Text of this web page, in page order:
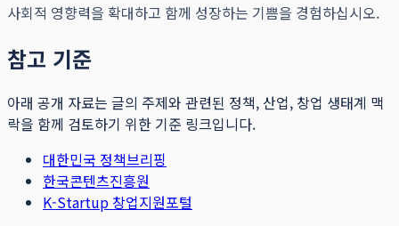
사회적 영향력을 확대하고 함께 성장하는 기쁨을 경험하십시오.
참고 기준
아래 공개 자료는 글의 주제와 관련된 정책, 산업, 창업 생태계 맥
락을 함께 검토하기 위한 기준 링크입니다.
대한민국 정책브리핑
한국콘텐츠진흥원
K-Startup 창업지원포털